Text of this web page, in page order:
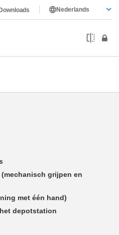
Nederlands
grijpen en
met één hand)
depotstation